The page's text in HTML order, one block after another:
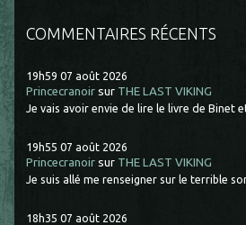
COMMENTAIRES RÉCENTS
19h59 07 août 2026
Princecranoir sur THE LAST VIKING
Je vais avoir envie de lire le livre de Binet
19h55 07 août 2026
Princecranoir sur THE LAST VIKING
Je suis allé me renseigner sur le terrible
18h35 07 août 2026